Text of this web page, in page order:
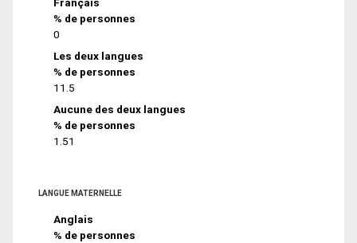
Français
% de personnes
0
Les deux langues
% de personnes
11.5
Aucune des deux langues
% de personnes
1.51
LANGUE MATERNELLE
Anglais
% de personnes